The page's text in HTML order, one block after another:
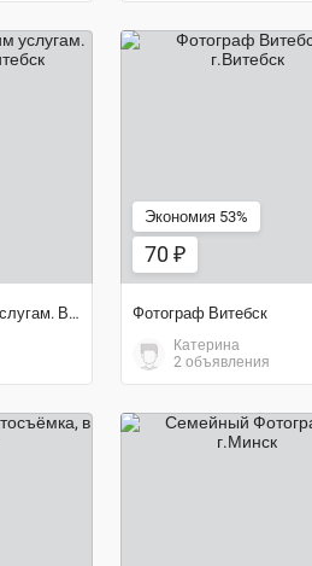
Фотограф к вашим услугам. Витебск
Экономия 53%
70 ₽
Фотограф Витебск
Катерина
2 объявления